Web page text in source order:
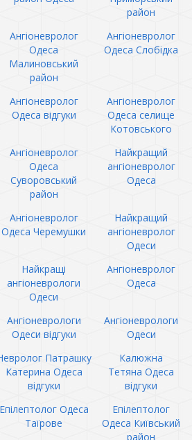
район
Ангіоневролог
Одеса
Малиновський
район
Ангіоневролог
Одеса Слобідка
Ангіоневролог
Одеса відгуки
Ангіоневролог
Одеса селище
Котовського
Ангіоневролог
Одеса
Суворовський
район
Найкращий
ангіоневролог
Одеса
Ангіоневролог
Одеса Черемушки
Найкращий
ангіоневролог
Одеси
Найкращі
ангіоневрологи
Одеси
Ангіоневролог
Одеса
Ангіоневрологи
Одеси відгуки
Ангіоневрологи
Одеси
Патрашку
Катерина Одеса
відгуки
Калюжна
Тетяна Одеса
відгуки
Епілептолог Одеса
Таїрове
Епілептолог
Одеса Київський
район